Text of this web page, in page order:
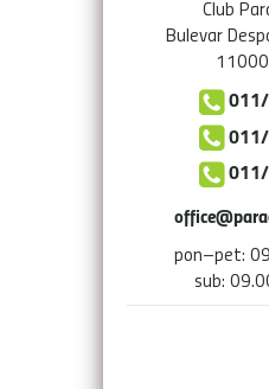
Club
Bulevar
pon–pet:
sub: